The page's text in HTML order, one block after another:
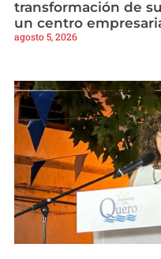
transformación de
un centro
agosto 5, 2026